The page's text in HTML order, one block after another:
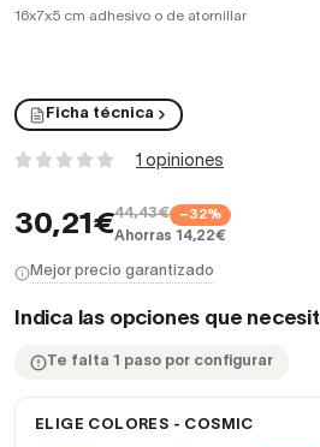
16x7x5 cm adhesivo o de atornillar
Ficha técnica
1 opiniones
30,21€44,43€ −32%
Ahorras 14,22€
Mejor precio garantizado
Indica las opciones que
Te falta 1 paso por configurar
ELIGE COLORES - COSMIC